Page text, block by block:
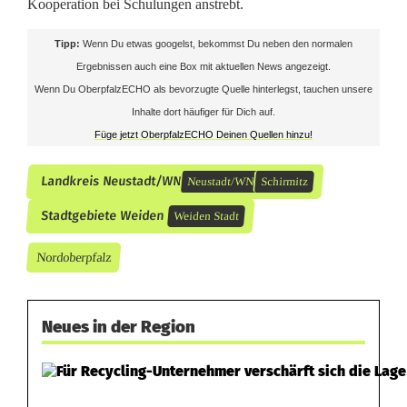
Kooperation bei Schulungen anstrebt.
Tipp: Wenn Du etwas googelst, bekommst Du neben den normalen
Ergebnissen auch eine Box mit aktuellen News angezeigt.
Wenn Du OberpfalzECHO als bevorzugte Quelle hinterlegst, tauchen unsere
Inhalte dort häufiger für Dich auf.
Füge jetzt OberpfalzECHO Deinen Quellen hinzu!
Landkreis Neustadt/WN Neustadt/WN Schirmitz
Stadtgebiete Weiden Weiden Stadt
Nordoberpfalz
Neues in der Region